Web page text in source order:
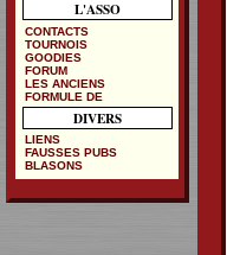
L'ASSO
CONTACTS
TOURNOIS
GOODIES
FORUM
LES ANCIENS
FORMULE DE
DIVERS
LIENS
FAUSSES PUBS
BLASONS